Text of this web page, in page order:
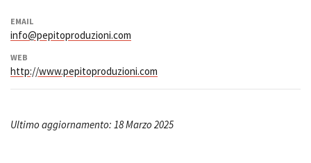
EMAIL
info@pepitoproduzioni.com
WEB
http://www.pepitoproduzioni.com
Ultimo aggiornamento: 18 Marzo 2025